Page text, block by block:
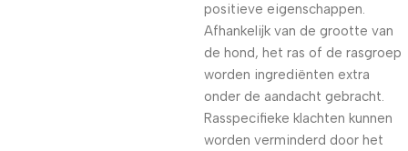
positieve eigenschappen.
Afhankelijk van de grootte van
de hond, het ras of de rasgroep
worden ingrediënten extra
onder de aandacht gebracht.
Rasspecifieke klachten kunnen
worden verminderd door het